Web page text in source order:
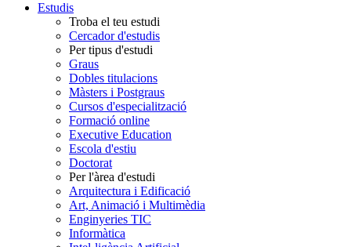
Estudis
Troba el teu estudi
Cercador d'estudis
Per tipus d'estudi
Graus
Dobles titulacions
Màsters i Postgraus
Cursos d'especialització
Formació online
Executive Education
Escola d'estiu
Doctorat
Per l'àrea d'estudi
Arquitectura i Edificació
Art, Animació i Multimèdia
Enginyeries TIC
Informàtica